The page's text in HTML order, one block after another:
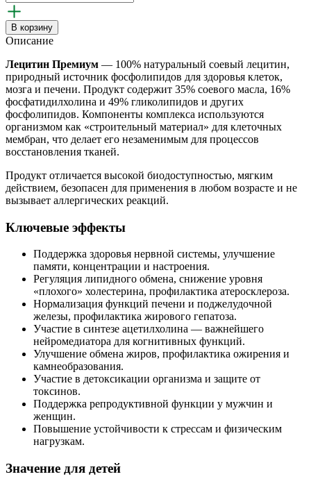
В корзину
Описание
Лецитин Премиум — 100% натуральный соевый лецитин,
природный источник фосфолипидов для здоровья клеток,
мозга и печени. Продукт содержит 35% соевого масла, 16%
фосфатидилхолина и 49% гликолипидов и других
фосфолипидов. Компоненты комплекса используются
организмом как «строительный материал» для клеточных
мембран, что делает его незаменимым для процессов
восстановления тканей.
Продукт отличается высокой биодоступностью, мягким
действием, безопасен для применения в любом возрасте и не
вызывает аллергических реакций.
Ключевые эффекты
Поддержка здоровья нервной системы, улучшение
памяти, концентрации и настроения.
Регуляция липидного обмена, снижение уровня
«плохого» холестерина, профилактика атеросклероза.
Нормализация функций печени и поджелудочной
железы, профилактика жирового гепатоза.
Участие в синтезе ацетилхолина — важнейшего
нейромедиатора для когнитивных функций.
Улучшение обмена жиров, профилактика ожирения и
камнеобразования.
Участие в детоксикации организма и защите от
токсинов.
Поддержка репродуктивной функции у мужчин и
женщин.
Повышение устойчивости к стрессам и физическим
нагрузкам.
Значение для детей